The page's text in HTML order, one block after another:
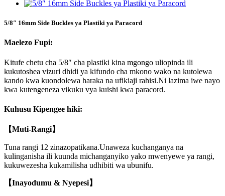
5/8″ 16mm Side Buckles ya Plastiki ya Paracord
Maelezo Fupi:
Kitufe chetu cha 5/8″ cha plastiki kina mgongo uliopinda ili
kukutoshea vizuri dhidi ya kifundo cha mkono wako na kutolewa
kando kwa kuondolewa haraka na ufikiaji rahisi.Ni lazima iwe nayo
kwa kutengeneza vikuku vya kuishi kwa paracord.
Kuhusu Kipengee hiki:
【Muti-Rangi】
Tuna rangi 12 zinazopatikana.Unaweza kuchanganya na
kulinganisha ili kuunda michanganyiko yako mwenyewe ya rangi,
kukuwezesha kukamilisha udhibiti wa ubunifu.
【Inayodumu & Nyepesi】